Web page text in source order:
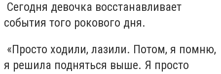
Сегодня девочка восстанавливает
события того рокового дня.
«Просто ходили, лазили. Потом, я помню,
я решила подняться выше. Я просто